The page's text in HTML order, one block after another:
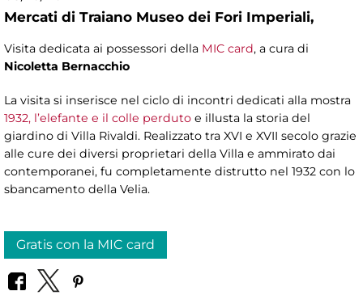
Mercati di Traiano Museo dei Fori Imperiali,
Visita dedicata ai possessori della MIC card, a cura di
Nicoletta Bernacchio
La visita si inserisce nel ciclo di incontri dedicati alla mostra
1932, l’elefante e il colle perduto e illusta la storia del
giardino di Villa Rivaldi. Realizzato tra XVI e XVII secolo grazie
alle cure dei diversi proprietari della Villa e ammirato dai
contemporanei, fu completamente distrutto nel 1932 con lo
sbancamento della Velia.
Gratis con la MIC card